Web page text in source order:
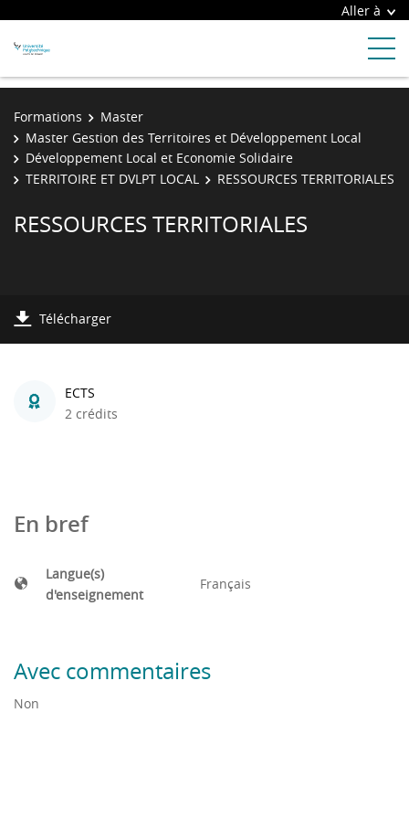
Aller à
Formations
Master
Master Gestion des Territoires et Développement Local
Développement Local et Economie Solidaire
TERRITOIRE ET DVLPT LOCAL
RESSOURCES TERRITORIALES
RESSOURCES TERRITORIALES
Télécharger
ECTS
2 crédits
En bref
Langue(s)
d'enseignement
Français
Avec commentaires
Non